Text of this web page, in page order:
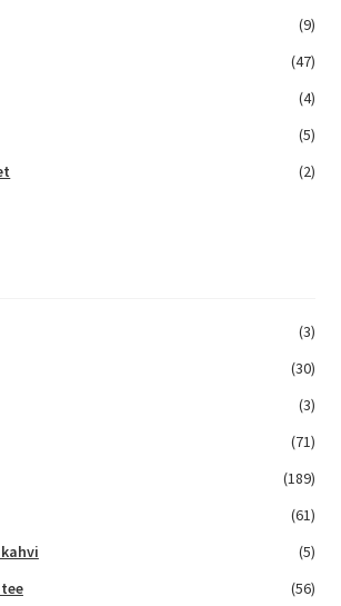
(9)
(47)
(4)
(5)
(2)
(3)
(30)
(3)
(71)
(189)
(61)
(5)
(56)